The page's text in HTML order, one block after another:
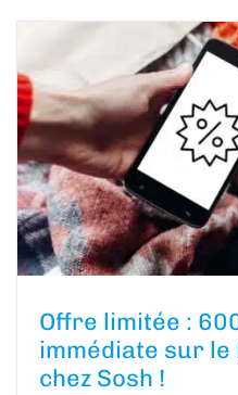
Offre limitée :
immédiate sur le
chez Sosh !